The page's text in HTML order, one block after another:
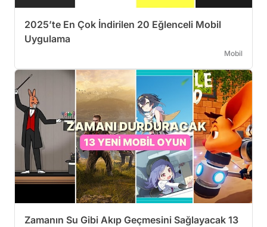
2025’te En Çok İndirilen 20 Eğlenceli Mobil
Uygulama
Mobil
Zamanın Su Gibi Akıp Geçmesini Sağlayacak 13